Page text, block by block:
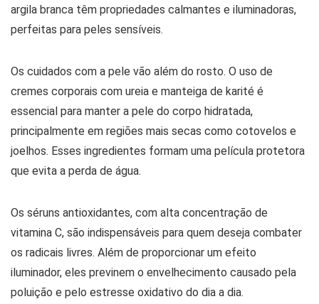
argila branca têm propriedades calmantes e iluminadoras,
perfeitas para peles sensíveis.
Os cuidados com a pele vão além do rosto. O uso de
cremes corporais com ureia e manteiga de karité é
essencial para manter a pele do corpo hidratada,
principalmente em regiões mais secas como cotovelos e
joelhos. Esses ingredientes formam uma película protetora
que evita a perda de água.
Os séruns antioxidantes, com alta concentração de
vitamina C, são indispensáveis para quem deseja combater
os radicais livres. Além de proporcionar um efeito
iluminador, eles previnem o envelhecimento causado pela
poluição e pelo estresse oxidativo do dia a dia.